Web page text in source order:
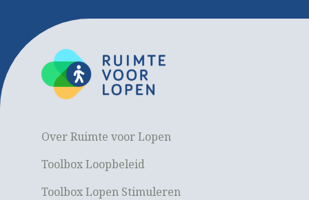
Over Ruimte voor Lopen
Toolbox Loopbeleid
Toolbox Lopen Stimuleren